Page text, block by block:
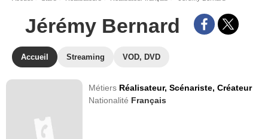
Jérémy Bernard
Accueil Streaming VOD, DVD
Métiers Réalisateur,Scénariste,Créateur
Nationalité Français